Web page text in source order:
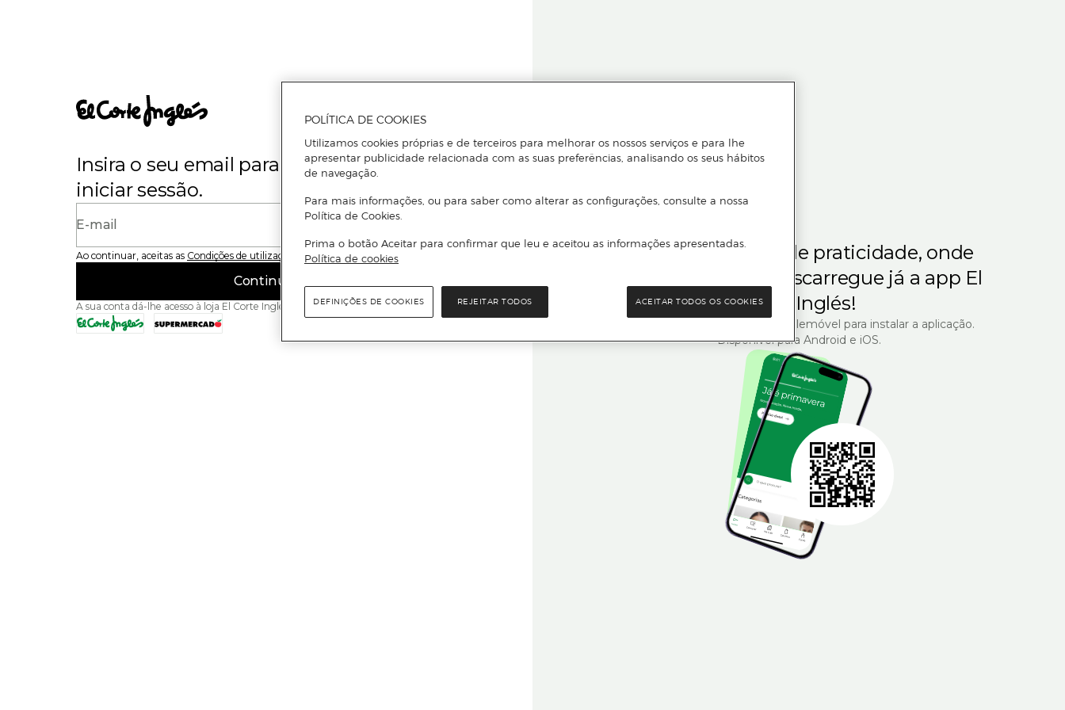
Insira o seu email para se registar ou
iniciar sessão.
E-mail
Ao continuar, aceitas as Condições de utilização do site
Continuar
A sua conta dá-lhe acesso à loja El Corte Inglés e ao Supermercado El Corte Inglés.
Para quem gosta de praticidade, onde
Descarregue já a app El
Corte Inglés!
Leia o código QR com o seu telemóvel para instalar a aplicação.
Disponível para Android e iOS.
POLÍTICA DE COOKIES
Utilizamos cookies próprias e de terceiros para melhorar os nossos serviços e para lhe
apresentar publicidade relacionada com as suas preferências, analisando os seus hábitos
de navegação.
Para mais informações, ou para saber como alterar as configurações, consulte a nossa
Política de Cookies.
Prima o botão Aceitar para confirmar que leu e aceitou as informações apresentadas.
Política de cookies
REJEITAR TODOS ACEITAR TODOS OS COOKIES
DEFINIÇÕES DE COOKIES